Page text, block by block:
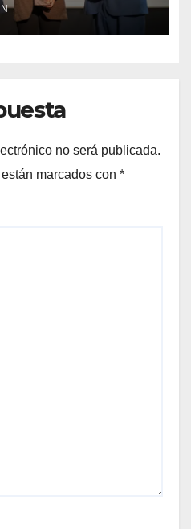
Brotes 2026
no será publicada.
marcados con *